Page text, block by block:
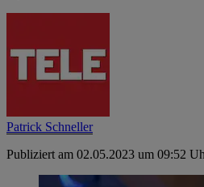
Patrick Schneller
Publiziert am 02.05.2023 um 09:52